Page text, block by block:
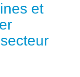
et